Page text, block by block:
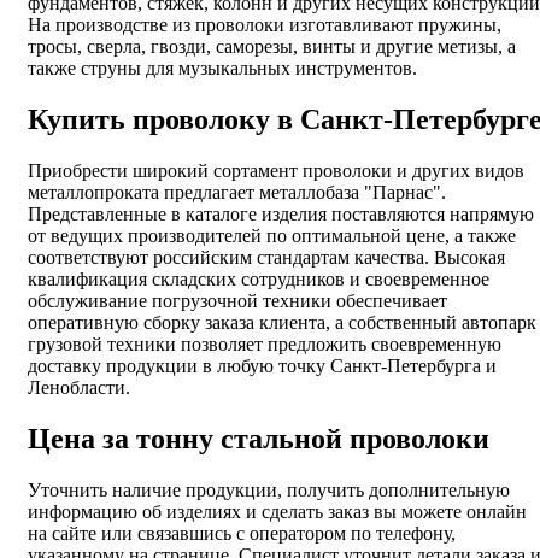
На производстве из проволоки изготавливают пружины,
тросы, сверла, гвозди, саморезы, винты и другие метизы, а
также струны для музыкальных инструментов.
Купить проволоку в Санкт-
Приобрести широкий сортамент проволоки и других видов
металлопроката предлагает металлобаза "Парнас".
Представленные в каталоге изделия поставляются напрямую
от ведущих производителей по оптимальной цене, а также
соответствуют российским стандартам качества. Высокая
квалификация складских сотрудников и своевременное
обслуживание погрузочной техники обеспечивает
оперативную сборку заказа клиента, а собственный автопарк
грузовой техники позволяет предложить своевременную
доставку продукции в любую точку Санкт-Петербурга и
Ленобласти.
Цена за тонну стальной проволоки
Уточнить наличие продукции, получить дополнительную
информацию об изделиях и сделать заказ вы можете онлайн
на сайте или связавшись с оператором по телефону,